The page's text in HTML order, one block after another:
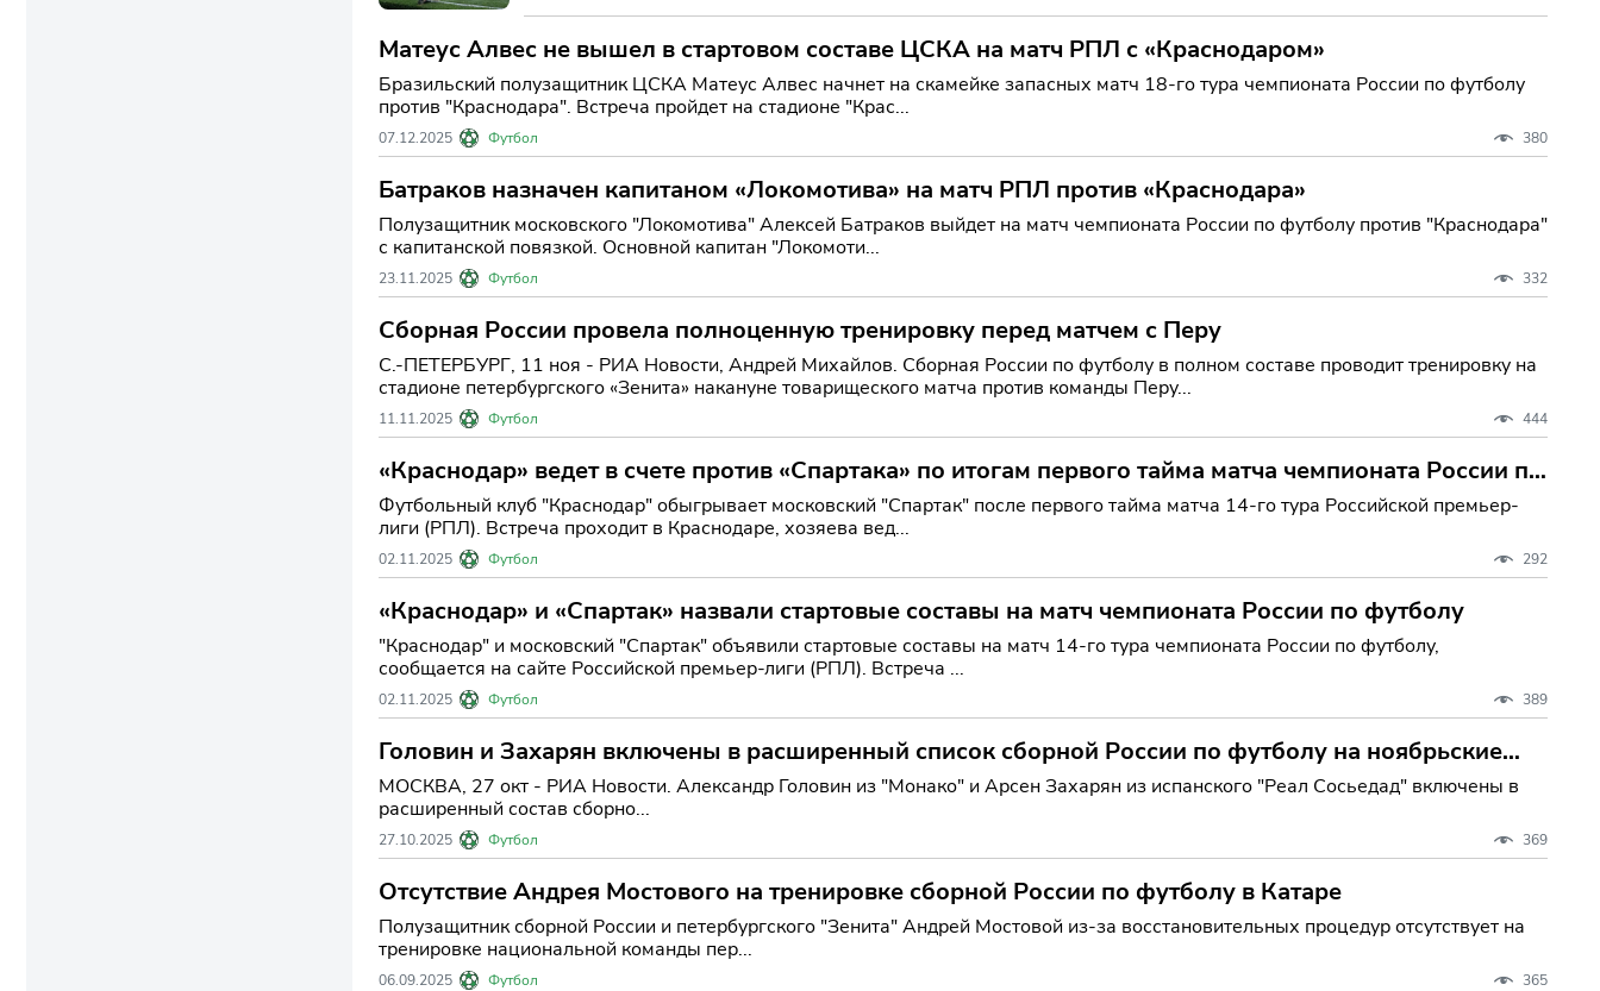
Матеус Алвес не вышел в стартовом составе ЦСКА на матч РПЛ с «Краснодаром»
Бразильский полузащитник ЦСКА Матеус Алвес начнет на скамейке запасных матч 18-го тура чемпионата России по футболу
против "Краснодара". Встреча пройдет на стадионе "Крас...
07.12.2025 Футбол 380
Батраков назначен капитаном «Локомотива» на матч РПЛ против «Краснодара»
Полузащитник московского "Локомотива" Алексей Батраков выйдет на матч чемпионата России по футболу против "Краснодара"
с капитанской повязкой. Основной капитан "Локомоти...
23.11.2025 Футбол 332
Сборная России провела полноценную тренировку перед матчем с Перу
С.-ПЕТЕРБУРГ, 11 ноя - РИА Новости, Андрей Михайлов. Сборная России по футболу в полном составе проводит тренировку на
стадионе петербургского «Зенита» накануне товарищеского матча против команды Перу...
11.11.2025 Футбол 444
«Краснодар» ведет в счете против «Спартака» по итогам первого тайма матча чемпионата России по
футболу
Футбольный клуб "Краснодар" обыгрывает московский "Спартак" после первого тайма матча 14-го тура Российской премьер-
лиги (РПЛ). Встреча проходит в Краснодаре, хозяева вед...
02.11.2025 Футбол 292
«Краснодар» и «Спартак» назвали стартовые составы на матч чемпионата России по футболу
"Краснодар" и московский "Спартак" объявили стартовые составы на матч 14-го тура чемпионата России по футболу,
сообщается на сайте Российской премьер-лиги (РПЛ). Встреча ...
02.11.2025 Футбол 389
Головин и Захарян включены в расширенный список сборной России по футболу на ноябрьские
игры
МОСКВА, 27 окт - РИА Новости. Александр Головин из "Монако" и Арсен Захарян из испанского "Реал Сосьедад" включены в
расширенный состав сборно...
27.10.2025 Футбол 369
Отсутствие Андрея Мостового на тренировке сборной России по футболу в Катаре
Полузащитник сборной России и петербургского "Зенита" Андрей Мостовой из-за восстановительных процедур отсутствует на
тренировке национальной команды пер...
06.09.2025 Футбол 365